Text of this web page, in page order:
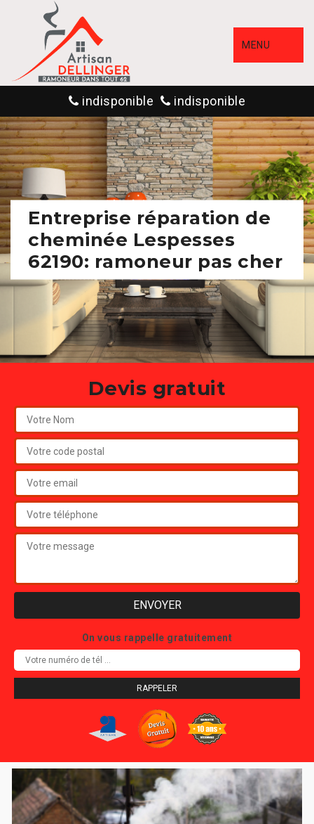
MENU
indisponible indisponible
Entreprise réparation de
cheminée Lespesses
62190: ramoneur pas cher
Devis gratuit
On vous rappelle gratuitement